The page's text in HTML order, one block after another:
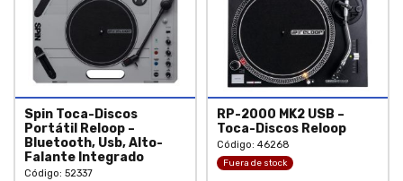
Spin Toca-Discos
Portátil Reloop –
Bluetooth, Usb, Alto-
Falante Integrado
Código: 52337
RP-2000 MK2 USB –
Toca-Discos Reloop
Código: 46268
Fuera de stock